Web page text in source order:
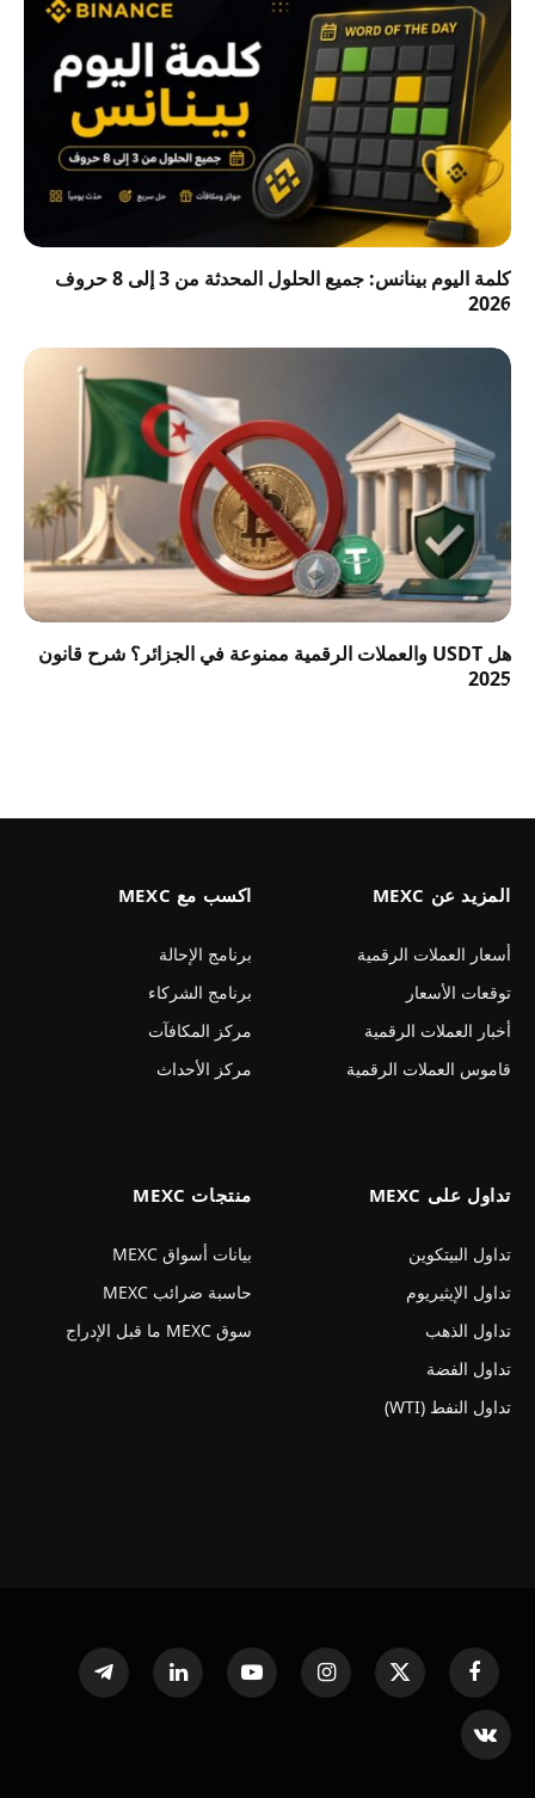
كلمة اليوم بينانس: جميع الحلول المحدثة من 3 إلى 8 حروف
2026
هل USDT والعملات الرقمية ممنوعة في الجزائر؟ شرح قانون
2025
المزيد عن MEXC
أسعار العملات الرقمية
توقعات الأسعار
أخبار العملات الرقمية
قاموس العملات الرقمية
اكسب مع MEXC
برنامج الإحالة
برنامج الشركاء
مركز المكافآت
مركز الأحداث
تداول على MEXC
تداول البيتكوين
تداول الإيثيريوم
تداول الذهب
تداول الفضة
تداول النفط (WTI)
منتجات MEXC
بيانات أسواق MEXC
حاسبة ضرائب MEXC
سوق MEXC ما قبل الإدراج
فيسبوك
X
(Twitter)
الانستغرام يوتيوب لينكدإن تيلقرام
VKontakte